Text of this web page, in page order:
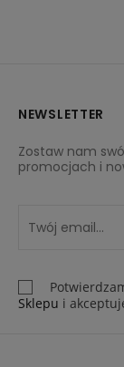
NEWSLETTER
Zostaw nam
promocjach i
Sklepu i